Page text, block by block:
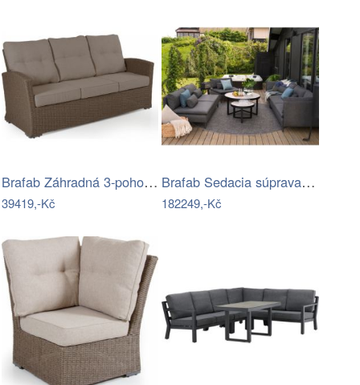
Brafab Záhradná 3-pohovka ASHFIELD Mdum
39419,-Kč
Brafab Sedacia súprava CALLISTO Mdum
182249,-Kč